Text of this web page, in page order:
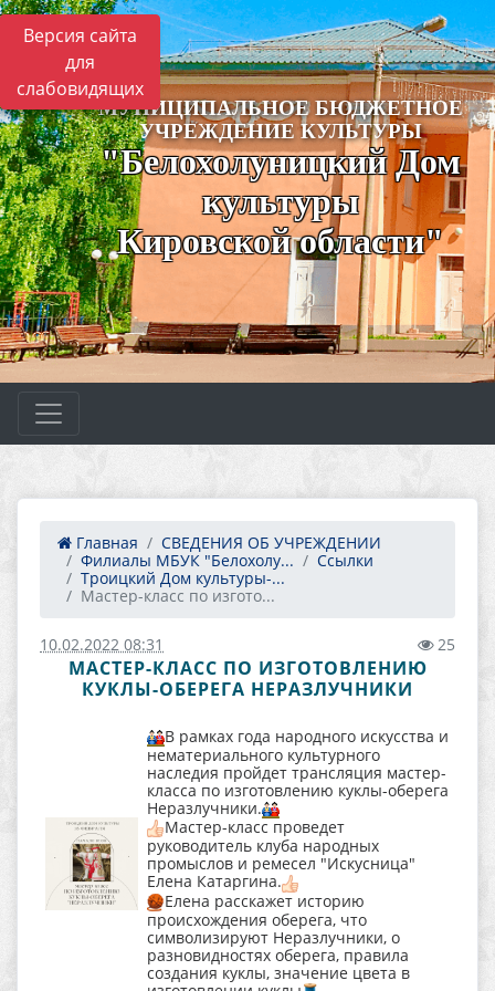
Версия сайта
для
слабовидящих
МУНИЦИПАЛЬНОЕ БЮДЖЕТНОЕ
УЧРЕЖДЕНИЕ КУЛЬТУРЫ
"Белохолуницкий Дом
культуры
Кировской области"
Главная
СВЕДЕНИЯ ОБ УЧРЕЖДЕНИИ
Филиалы МБУК "Белохолу...
Ссылки
Троицкий Дом культуры-...
Мастер-класс по изгото...
10.02.2022 08:31 25
МАСТЕР-КЛАСС ПО ИЗГОТОВЛЕНИЮ
КУКЛЫ-ОБЕРЕГА НЕРАЗЛУЧНИКИ
В рамках года народного искусства и
нематериального культурного
наследия пройдет трансляция мастер-
класса по изготовлению куклы-оберега
Неразлучники.
Мастер-класс проведет
руководитель клуба народных
промыслов и ремесел "Искусница"
Елена Катаргина.
Елена расскажет историю
происхождения оберега, что
символизируют Неразлучники, о
разновидностях оберега, правила
создания куклы, значение цвета в